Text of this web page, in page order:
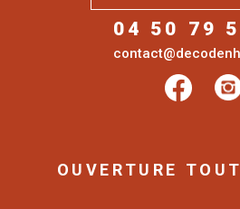
OUVERTURE
04 50 79